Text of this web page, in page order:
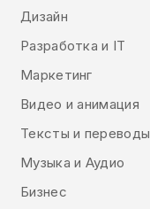
Дизайн
Разработка и IT
Маркетинг
Видео и анимация
Тексты и переводы
Музыка и Аудио
Бизнес